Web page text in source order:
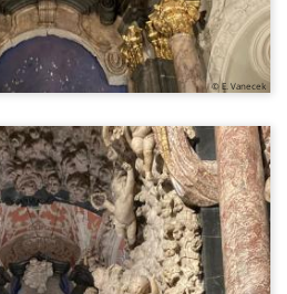
© E. Vanecek